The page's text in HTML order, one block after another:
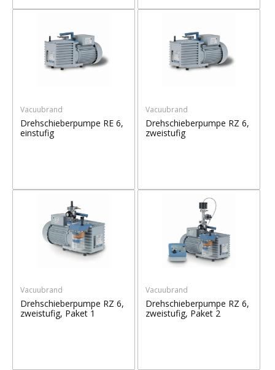
Vacuubrand
Drehschieberpumpe RE 6,
einstufig
Vacuubrand
Drehschieberpumpe RZ 6,
zweistufig
Vacuubrand
Drehschieberpumpe RZ 6,
zweistufig, Paket 1
Vacuubrand
Drehschieberpumpe RZ 6,
zweistufig, Paket 2